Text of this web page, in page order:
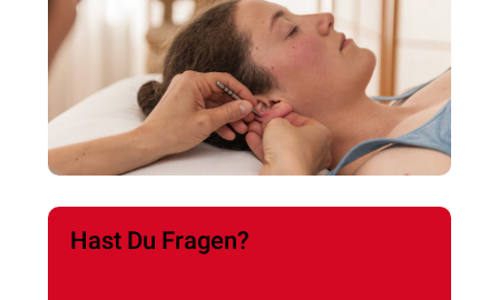
Hast Du Fragen?